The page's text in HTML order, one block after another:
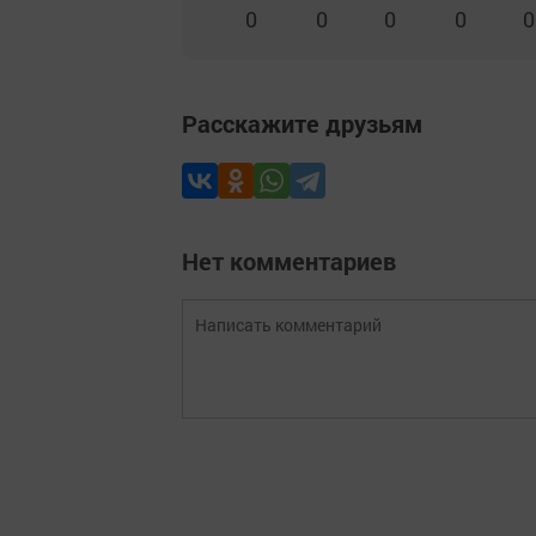
0 0 0 0 0
Расскажите друзьям
Нет комментариев